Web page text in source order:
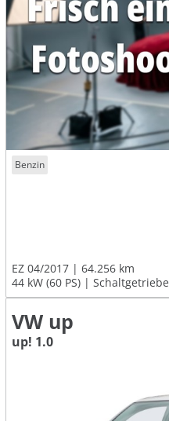
Benzin
EZ 04/2017
64.256 km
44 kW (60 PS)
Schaltgetriebe
VW up
up! 1.0